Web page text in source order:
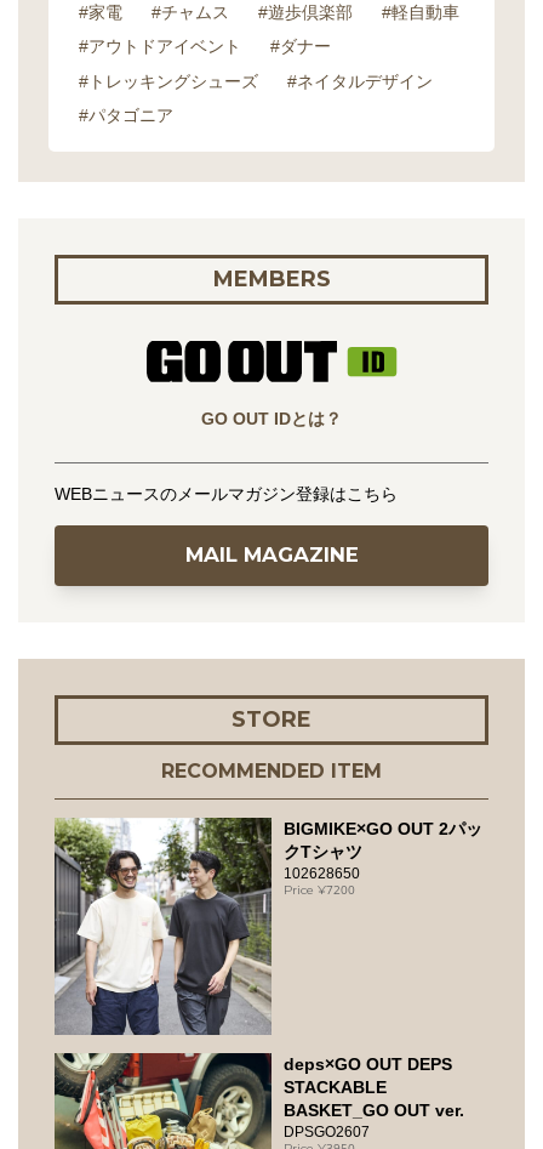
#家電 #チャムス #遊歩倶楽部
#軽自動車
#アウトドアイベント
#ダナー
#トレッキングシューズ
#ネイタルデザイン
#パタゴニア
MEMBERS
GO OUT IDとは？
WEBニュースのメールマガジン登録はこちら
MAIL MAGAZINE
STORE
RECOMMENDED ITEM
BIGMIKE×GO OUT 2パッ
クTシャツ
102628650
7200
deps×GO OUT DEPS
STACKABLE
BASKET_GO OUT ver.
DPSGO2607